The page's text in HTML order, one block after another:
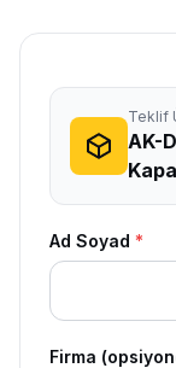
Teklif
AK-
Ad Soyad *
Firma